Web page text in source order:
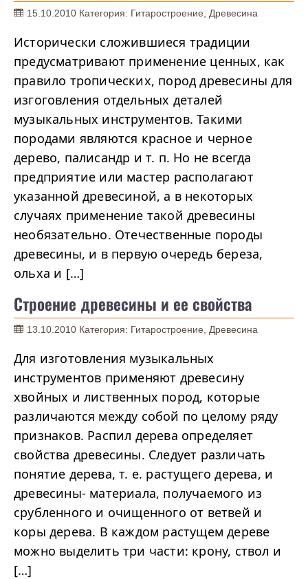
15.10.2010 Категория: Гитаростроение Древесина
Исторически сложившиеся традиции
предусматривают применение ценных, как
правило тропических, пород древесины для
изгоговления отдельных деталей
музыкальных инструментов. Такими
породами являются красное и черное
дерево, палисандр и т. п. Но не всегда
предприятие или мастер располагают
указанной древесиной, а в некоторых
случаях применение такой древесины
необязательно. Отечественные породы
древесины, и в первую очередь береза,
ольха и […]
Строение древесины и ее свойства
13.10.2010 Категория: Гитаростроение Древесина
Для изготовления музыкальных
инструментов применяют древесину
хвойных и лиственных пород, которые
различаются между собой по целому ряду
признаков. Распил дерева определяет
свойства древесины. Следует различать
понятие дерева, т. е. растущего дерева, и
древесины- материала, получаемого из
срубленного и очищенного от ветвей и
коры дерева. В каждом растущем дереве
можно выделить три части: крону, ствол и
[…]